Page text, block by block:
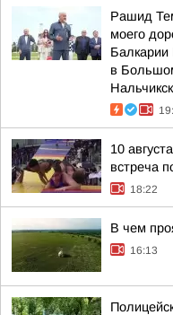
Рашид
моего
Балкарии
в
10
встреча
18:22
В чем
16:13